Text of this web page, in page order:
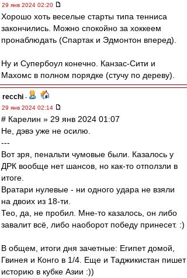
29 янв 2024 02:20
Хорошо хоть веселые старты типа тенниса
закончились. Можно спокойно за хоккеем
пронаблюдать (Спартак и Эдмонтон вперед).
Ну и Супербоул конечно. Канзас-Сити и
Махомс в полном порядке (стучу по дереву).
recchi -
29 янв 2024 02:14
# Карелин » 29 янв 2024 01:07
Не, дэвэ уже не осилю.
---
Вот зря, пенальти чумовые были. Казалось у
ДРК вообще нет шансов, но как-то отползли в
итоге.
Вратари нулевые - ни одного удара не взяли
на двоих из 18-ти.
Тео, да, не пробил. Мне-то казалось, он либо
завалит всё, либо наоборот победу принесет. :)
В общем, итоги дня зачетные: Египет домой,
Гвинея и Конго в 1/4. Еще и Таджикистан пишет
историю в кубке Азии :))